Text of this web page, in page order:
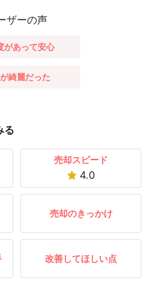
ザーの声
があって安心
綺麗だった
る
売却スピード
4.0
売却のきっかけ
改善してほしい点